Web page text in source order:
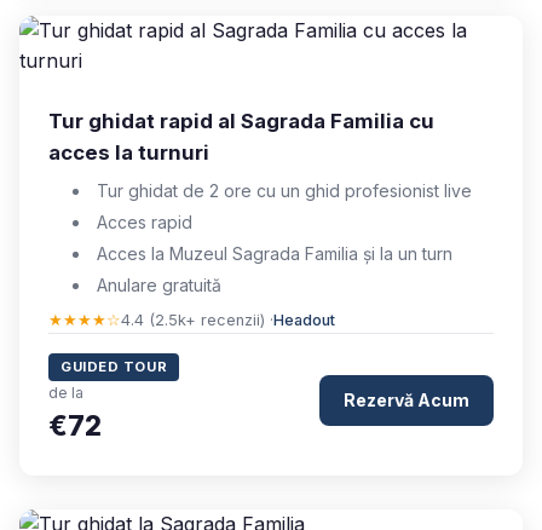
Tur ghidat rapid al Sagrada Familia cu
acces la turnuri
Tur ghidat de 2 ore cu un ghid profesionist live
Acces rapid
Acces la Muzeul Sagrada Familia și la un turn
Anulare gratuită
★★★★☆4.4 (2.5k+ recenzii) ·Headout
GUIDED TOUR
de la
€72
Rezervă Acum